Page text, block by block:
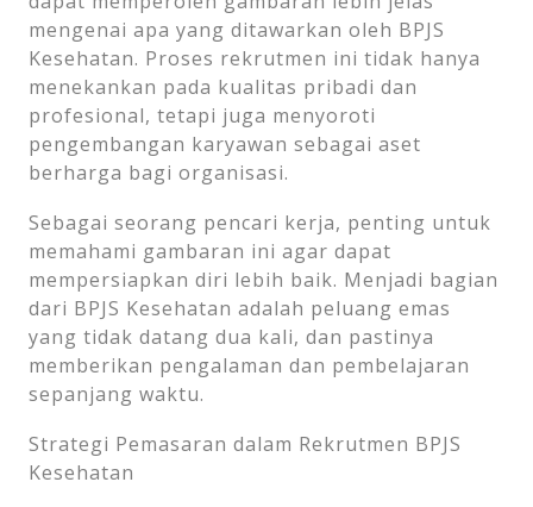
mengenai apa yang ditawarkan oleh BPJS
Kesehatan. Proses rekrutmen ini tidak hanya
menekankan pada kualitas pribadi dan
profesional, tetapi juga menyoroti
pengembangan karyawan sebagai aset
berharga bagi organisasi.
Sebagai seorang pencari kerja, penting untuk
memahami gambaran ini agar dapat
mempersiapkan diri lebih baik. Menjadi bagian
dari BPJS Kesehatan adalah peluang emas
yang tidak datang dua kali, dan pastinya
memberikan pengalaman dan pembelajaran
sepanjang waktu.
Strategi Pemasaran dalam Rekrutmen BPJS
Kesehatan